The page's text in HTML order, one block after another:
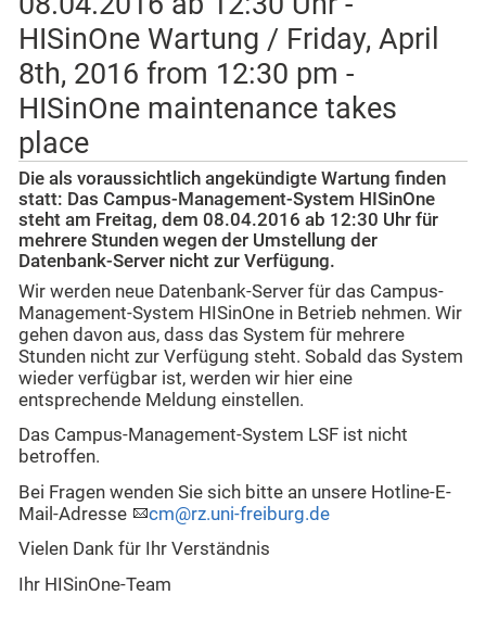
HISinOne Wartung / Friday, April
8th, 2016 from 12:30 pm -
HISinOne maintenance takes
place
Die als voraussichtlich angekündigte Wartung finden
statt: Das Campus-Management-System HISinOne
steht am Freitag, dem 08.04.2016 ab 12:30 Uhr für
mehrere Stunden wegen der Umstellung der
Datenbank-Server nicht zur Verfügung.
Wir werden neue Datenbank-Server für das Campus-
Management-System HISinOne in Betrieb nehmen. Wir
gehen davon aus, dass das System für mehrere
Stunden nicht zur Verfügung steht. Sobald das System
wieder verfügbar ist, werden wir hier eine
entsprechende Meldung einstellen.
Das Campus-Management-System LSF ist nicht
betroffen.
Bei Fragen wenden Sie sich bitte an unsere Hotline-E-
Mail-Adresse
cm@rz.uni-freiburg.de
Vielen Dank für Ihr Verständnis
Ihr HISinOne-Team